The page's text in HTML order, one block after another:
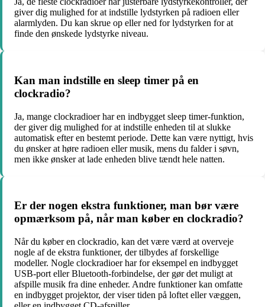
giver dig mulighed for at indstille lydstyrken på radioen eller
alarmlyden. Du kan skrue op eller ned for lydstyrken for at
finde den ønskede lydstyrke niveau.
Kan man indstille en sleep timer på en
clockradio?
Ja, mange clockradioer har en indbygget sleep timer-funktion,
der giver dig mulighed for at indstille enheden til at slukke
automatisk efter en bestemt periode. Dette kan være nyttigt, hvis
du ønsker at høre radioen eller musik, mens du falder i søvn,
men ikke ønsker at lade enheden blive tændt hele natten.
Er der nogen ekstra funktioner, man bør være
opmærksom på, når man køber en clockradio?
Når du køber en clockradio, kan det være værd at overveje
nogle af de ekstra funktioner, der tilbydes af forskellige
modeller. Nogle clockradioer har for eksempel en indbygget
USB-port eller Bluetooth-forbindelse, der gør det muligt at
afspille musik fra dine enheder. Andre funktioner kan omfatte
en indbygget projektor, der viser tiden på loftet eller væggen,